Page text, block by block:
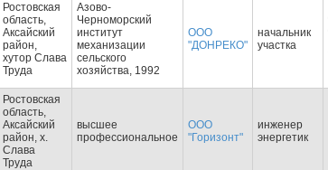
Ростовская
область,
Аксайский
район,
хутор Слава
Труда
Азово-
Черноморский
институт
механизации
сельского
хозяйства, 1992
ООО
"ДОНРЕКО"
начальник
участка
Ростовская
область,
Аксайский
район, х.
Слава
Труда
высшее
профессиональное
ООО
"Горизонт"
инженер
энергетик